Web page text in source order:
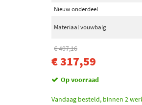
Achteras (18)
Op voorraad (76)
Nieuw onderdeel
Materiaal vouwbalg
€ 407,16
€ 317,59
Op voorraad
Vandaag besteld, binnen 2